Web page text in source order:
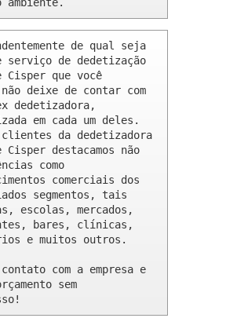
de qual seja
serviço de dedetização
Cisper que você
deixe de contar com
dedetizadora,
em cada um deles.
da dedetizadora
Cisper destacamos não
como
comerciais dos
segmentos, tais
escolas, mercados,
bares, clínicas,
e muitos outros.
com a empresa e
sem